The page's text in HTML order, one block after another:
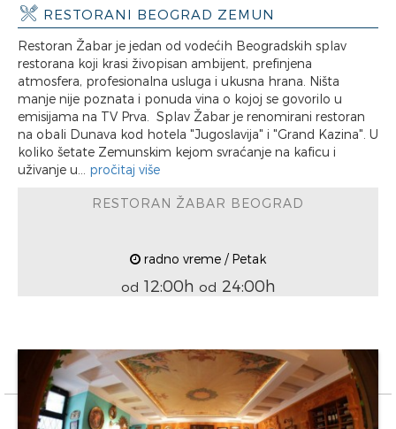
RESTORANI BEOGRAD ZEMUN
Restoran Žabar je jedan od vodećih Beogradskih splav
restorana koji krasi živopisan ambijent, prefinjena
atmosfera, profesionalna usluga i ukusna hrana. Ništa
manje nije poznata i ponuda vina o kojoj se govorilo u
emisijama na TV Prva. Splav Žabar je renomirani restoran
na obali Dunava kod hotela "Jugoslavija" i "Grand Kazina". U
koliko šetate Zemunskim kejom svraćanje na kaficu i
uživanje u... pročitaj više
RESTORAN ŽABAR BEOGRAD
radno vreme / Petak
od 12:00h od 24:00h